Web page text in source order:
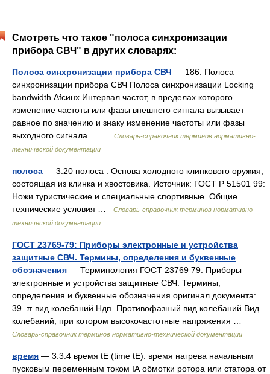
Смотреть что такое "полоса синхронизации
прибора СВЧ" в других словарях:
Полоса синхронизации прибора СВЧ — 186. Полоса
синхронизации прибора СВЧ Полоса синхронизации Locking
bandwidth Δfсинх Интервал частот, в пределах которого
изменение частоты или фазы внешнего сигнала вызывает
равное по значению и знаку изменение частоты или фазы
выходного сигнала… …
Словарь-справочник терминов нормативно-
технической документации
полоса — 3.20 полоса : Основа холодного клинкового оружия,
состоящая из клинка и хвостовика. Источник: ГОСТ Р 51501 99:
Ножи туристические и специальные спортивные. Общие
технические условия …
Словарь-справочник терминов нормативно-
технической документации
ГОСТ 23769-79: Приборы электронные и устройства
защитные СВЧ. Термины, определения и буквенные
обозначения — Терминология ГОСТ 23769 79: Приборы
электронные и устройства защитные СВЧ. Термины,
определения и буквенные обозначения оригинал документа:
39. π вид колебаний Ндп. Противофазный вид колебаний Вид
колебаний, при котором высокочастотные напряжения …
Словарь-справочник терминов нормативно-технической документации
время — 3.3.4 время tE (time tE): время нагрева начальным
пусковым переменным током IА обмотки ротора или статора от